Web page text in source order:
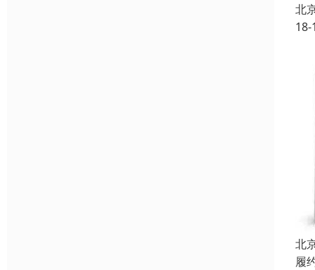
北
18-
北
履